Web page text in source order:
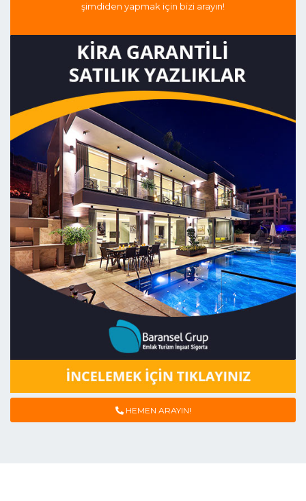
şimdiden yapmak için bizi arayın!
HEMEN ARAYIN!